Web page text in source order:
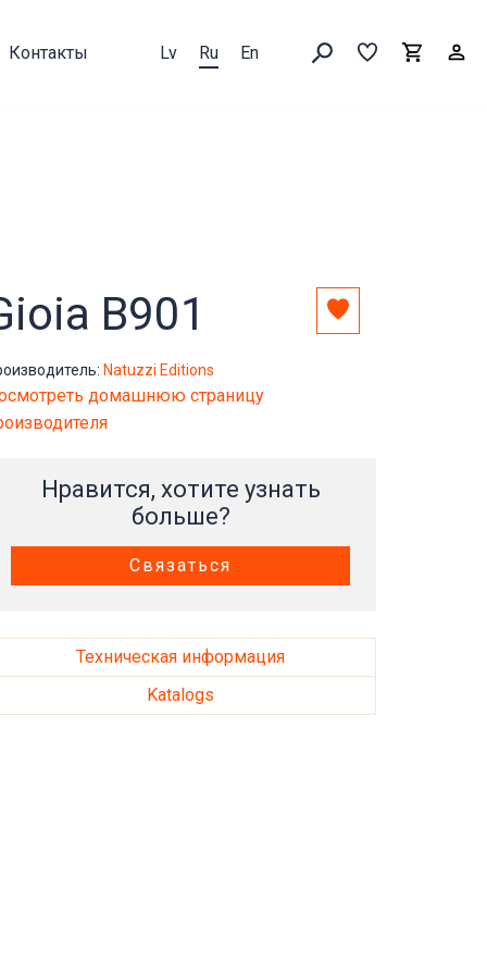
Контакты Lv Ru En Искать товары
Выборка
B901
Добавить
Natuzzi Editions
домашнюю страницу
Нравится, хотите узнать
больше?
Связаться
Техническая информация
Katalogs